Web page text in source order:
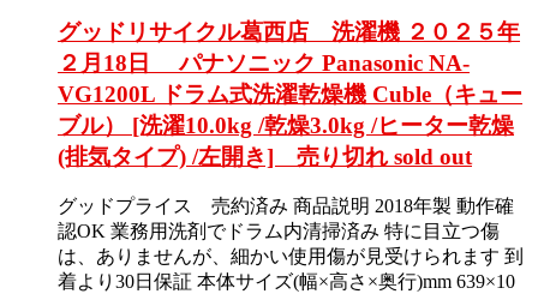
グッドリサイクル葛西店 洗濯機 ２０２５年
２月18日 パナソニック Panasonic NA-
VG1200L ドラム式洗濯乾燥機 Cuble（キュー
ブル） [洗濯10.0kg /乾燥3.0kg /ヒーター乾燥
(排気タイプ) /左開き] 売り切れ sold out
グッドプライス 売約済み 商品説明 2018年製 動作確
認OK 業務用洗剤でドラム内清掃済み 特に目立つ傷
は、ありませんが、細かい使用傷が見受けられます 到
着より30日保証 本体サイズ(幅×高さ×奥行)mm 639×10